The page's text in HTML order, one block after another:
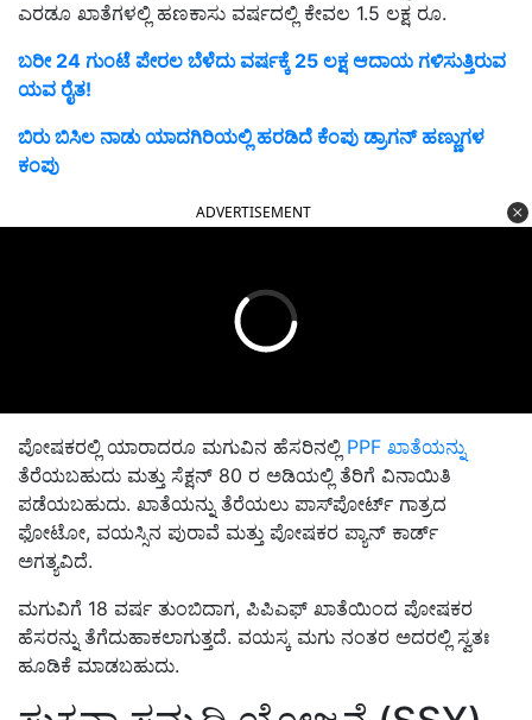
ಎರಡೂ ಖಾತೆಗಳಲ್ಲಿ ಹಣಕಾಸು ವರ್ಷದಲ್ಲಿ ಕೇವಲ 1.5 ಲಕ್ಷ ರೂ.
ಬರೀ 24 ಗುಂಟೆ ಪೇರಲ ಬೆಳೆದು ವರ್ಷಕ್ಕೆ 25 ಲಕ್ಷ ಆದಾಯ ಗಳಿಸುತ್ತಿರುವ
ಯವ ರೈತ!
ಬಿರು ಬಿಸಿಲ ನಾಡು ಯಾದಗಿರಿಯಲ್ಲಿ ಹರಡಿದೆ ಕೆಂಪು ಡ್ರಾಗನ್ ಹಣ್ಣುಗಳ
ಕಂಪು
ADVERTISEMENT
ಪೋಷಕರಲ್ಲಿ ಯಾರಾದರೂ ಮಗುವಿನ ಹೆಸರಿನಲ್ಲಿ PPF ಖಾತೆಯನ್ನು
ತೆರೆಯಬಹುದು ಮತ್ತು ಸೆಕ್ಷನ್ 80 ರ ಅಡಿಯಲ್ಲಿ ತೆರಿಗೆ ವಿನಾಯಿತಿ
ಪಡೆಯಬಹುದು. ಖಾತೆಯನ್ನು ತೆರೆಯಲು ಪಾಸ್‌ಪೋರ್ಟ್ ಗಾತ್ರದ
ಫೋಟೋ, ವಯಸ್ಸಿನ ಪುರಾವೆ ಮತ್ತು ಪೋಷಕರ ಪ್ಯಾನ್ ಕಾರ್ಡ್
ಅಗತ್ಯವಿದೆ.
ಮಗುವಿಗೆ 18 ವರ್ಷ ತುಂಬಿದಾಗ, ಪಿಪಿಎಫ್ ಖಾತೆಯಿಂದ ಪೋಷಕರ
ಹೆಸರನ್ನು ತೆಗೆದುಹಾಕಲಾಗುತ್ತದೆ. ವಯಸ್ಕ ಮಗು ನಂತರ ಅದರಲ್ಲಿ ಸ್ವತಃ
ಹೂಡಿಕೆ ಮಾಡಬಹುದು.